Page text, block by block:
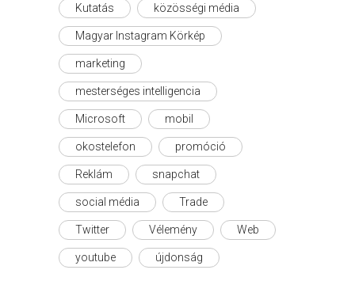
Kutatás közösségi média
Magyar Instagram Körkép
marketing
mesterséges intelligencia
Microsoft mobil
okostelefon promóció
Reklám snapchat
social média Trade
Twitter Vélemény Web
youtube újdonság